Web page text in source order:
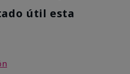
útil esta